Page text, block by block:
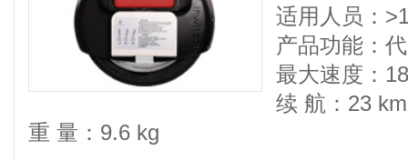
适用人员：
产品功能：
最大速度：
续 航：23 km
重 量：9.6 kg